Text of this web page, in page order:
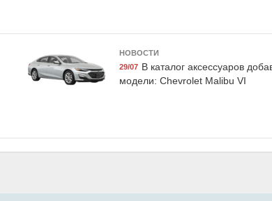
Grass AC-0171
НОВОСТИ
29/07 В каталог аксессуаров
модели: Chevrolet Malibu VI